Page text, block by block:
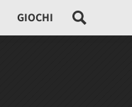
GIOCHI